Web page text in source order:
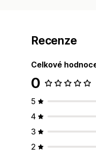
Recenze
Celkové
0
5
4
3
2